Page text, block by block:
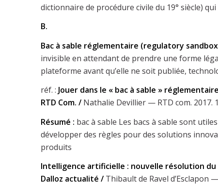
dictionnaire de procédure civile du 19° siècle)
B.
Bac à sable réglementaire (regulatory
invisible en attendant de prendre une forme
plateforme avant qu’elle ne soit publiée,
réf. : Jouer dans le « bac à sable »
RTD Com. /Nathalie Devillier — RTD com. 2017.
Résumé : bac à sable Les bacs à sable sont
développer des règles pour des solutions
produits
Intelligence artificielle : nouvelle résolution
Dalloz actualité /Thibault de Ravel d’Esclapon